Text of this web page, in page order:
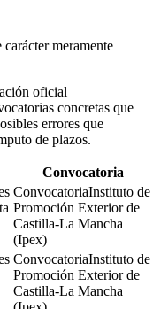
meramente
oficial
concretas que
errores que
de plazos.
Convocatoria
Instituto de
Promoción Exterior de
Castilla-La Mancha
(Ipex)
Instituto de
Promoción Exterior de
Castilla-La Mancha